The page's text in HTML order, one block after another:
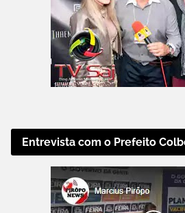
Entrevista com o Prefeito